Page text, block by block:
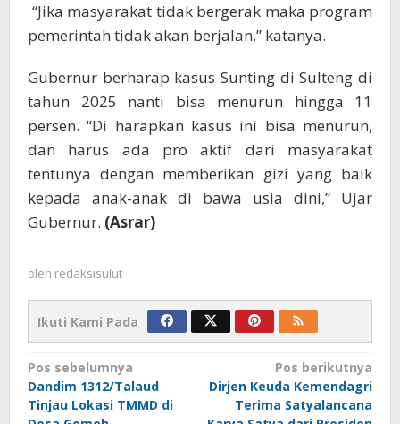
“Jika masyarakat tidak bergerak maka program
pemerintah tidak akan berjalan,” katanya.
Gubernur berharap kasus Sunting di Sulteng di
tahun 2025 nanti bisa menurun hingga 11
persen. “Di harapkan kasus ini bisa menurun,
dan harus ada pro aktif dari masyarakat
tentunya dengan memberikan gizi yang baik
kepada anak-anak di bawa usia dini,” Ujar
Gubernur. (Asrar)
oleh redaksisulut
Ikuti Kami Pada
Navigasi
pos
Pos sebelumnya
Dandim 1312/Talaud
Tinjau Lokasi TMMD di
Pos berikutnya
Dirjen Keuda Kemendagri
Terima Satyalancana